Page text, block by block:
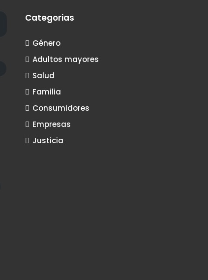
Categorias
Género
Adultos mayores
Salud
Familia
Consumidores
Empresas
Justicia